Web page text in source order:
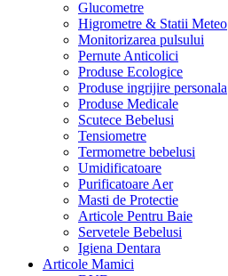
Glucometre
Higrometre & Statii Meteo
Monitorizarea pulsului
Pernute Anticolici
Produse Ecologice
Produse ingrijire personala
Produse Medicale
Scutece Bebelusi
Tensiometre
Termometre bebelusi
Umidificatoare
Purificatoare Aer
Masti de Protectie
Articole Pentru Baie
Servetele Bebelusi
Igiena Dentara
Articole Mamici